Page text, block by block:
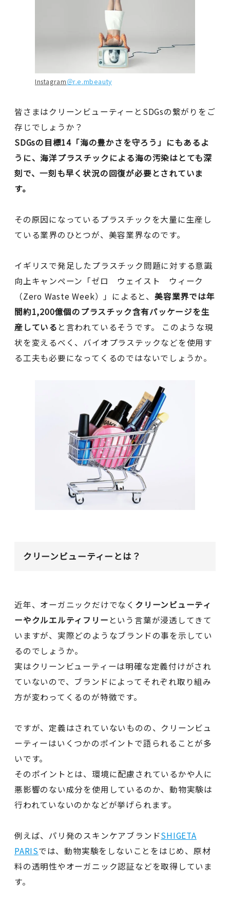
Instagram＠r.e.mbeauty
皆さまはクリーンビューティーとSDGsの繋がりをご
存じでしょうか？
SDGsの目標14「海の豊かさを守ろう」にもあるよ
うに、海洋プラスチックによる海の汚染はとても深
刻で、一刻も早く状況の回復が必要とされていま
す。
その原因になっているプラスチックを大量に生産し
ている業界のひとつが、美容業界なのです。
イギリスで発足したプラスチック問題に対する意識
向上キャンペーン「ゼロ ウェイスト ウィーク
（Zero Waste Week）」によると、美容業界では年
間約1,200億個のプラスチック含有パッケージを生
産している と言われているそうです。 このような現
状を変えるべく、バイオプラステックなどを使用す
る工夫も必要になってくるのではないでしょうか。
クリーンビューティーとは？
近年、オーガニックだけでなく クリーンビューティ
ーやクルエルティフリー という言葉が浸透してきて
いますが、実際どのようなブランドの事を示してい
るのでしょうか。
実はクリーンビューティーは明確な定義付けがされ
ていないので、ブランドによってそれぞれ取り組み
方が変わってくるのが特徴です。
ですが、定義はされていないものの、クリーンビュ
ーティーはいくつかのポイントで語られることが多
いです。
そのポイントとは、環境に配慮されているかや人に
悪影響のない成分を使用しているのか、動物実験は
行われていないのかなどが挙げられます。
例えば、パリ発のスキンケアブランドSHIGETA
PARISでは、動物実験をしないことをはじめ、原材
料の透明性やオーガニック認証などを取得していま
す。